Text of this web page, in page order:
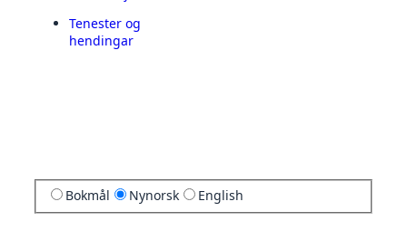
Tenester og
hendingar
Bokmål Nynorsk English